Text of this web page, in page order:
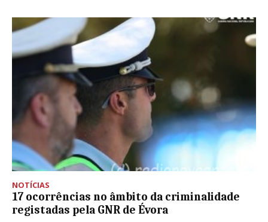
NOTÍCIAS
17 ocorrências no âmbito da criminalidade
registadas pela GNR de Évora